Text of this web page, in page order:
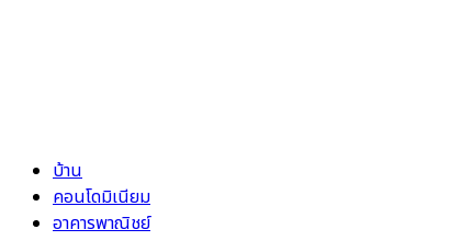
บ้าน
คอนโดมิเนียม
อาคารพาณิชย์